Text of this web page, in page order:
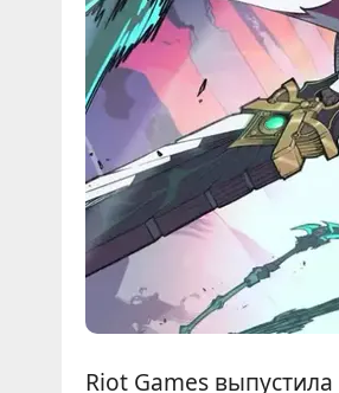
Riot Games выпустила